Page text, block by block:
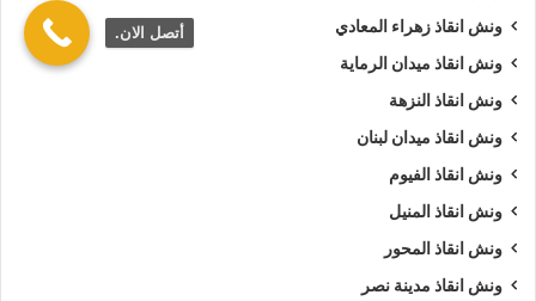
ونش انقاذ زهراء المعادي
ونش انقاذ ميدان الرماية
ونش انقاذ النزهة
ونش انقاذ ميدان لبنان
ونش انقاذ الفيوم
ونش انقاذ المنيل
ونش انقاذ المحور
ونش انقاذ مدينة نصر
أتصل الان.